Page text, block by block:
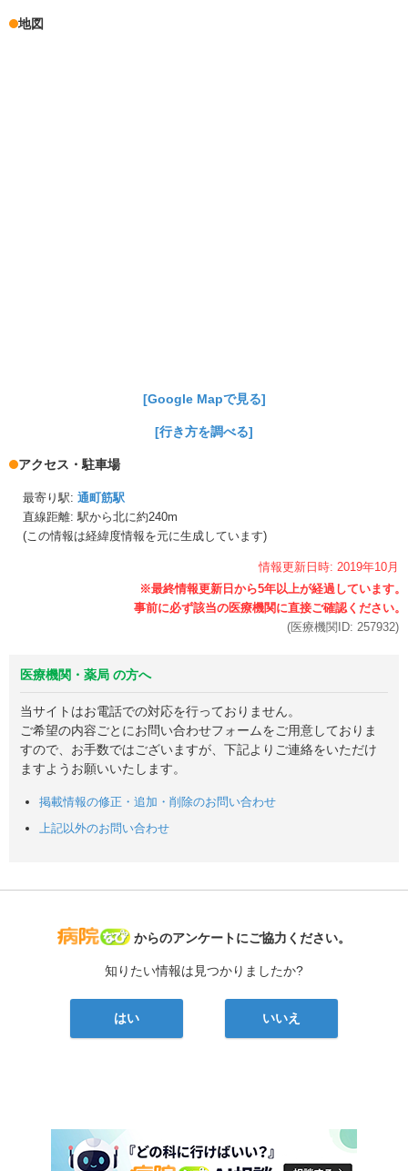
地図
[Google Mapで見る]
[行き方を調べる]
アクセス・駐車場
最寄り駅: 通町筋駅
直線距離: 駅から北に約240m
(この情報は経緯度情報を元に生成しています)
情報更新日時: 2019年10月
(医療機関ID: 257932)
医療機関・薬局 の方へ
当サイトはお電話での対応を行っておりません。
ご希望の内容ごとにお問い合わせフォームをご用意しておりま
すので、お手数ではございますが、下記よりご連絡をいただけ
ますようお願いいたします。
掲載情報の修正・追加・削除のお問い合わせ
上記以外のお問い合わせ
病院なび
からのアンケートにご協力ください。
知りたい情報は見つかりましたか?
はい いいえ